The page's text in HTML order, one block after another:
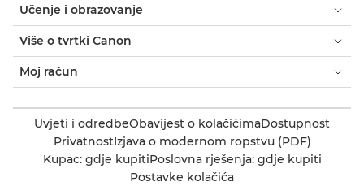
Učenje i obrazovanje
Više o tvrtki Canon
Moj račun
Uvjeti i odredbeObavijest o kolačićimaDostupnost
PrivatnostIzjava o modernom ropstvu (PDF)
Kupac: gdje kupitiPoslovna rješenja: gdje kupiti
Postavke kolačića